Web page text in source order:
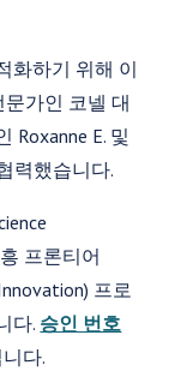
화하기 위해 이
가인 코넬 대
Roxanne E. 및
력했습니다.
프론티어
프로
다. 승인 번호
다.